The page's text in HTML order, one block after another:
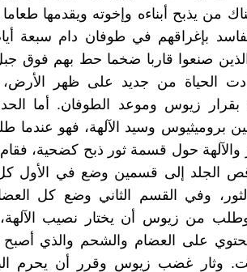
من يذبح أبناءه وإخوته ويقدمها
بإغراقهم في طوفان دام سبعة
صنعوا قاربا ضخما حط بهم فوق
الحياة من جديد على ظهر
بقرار زيوس وموعد الطوفان. أما
بين بروميثيوس وسيد الآلهة، فهو
والآلهة حول قسمة ثور ذبح كضحية،
الجلد إلى قسمين وضع في الأول
وفي القسم الثاني وضع كل
من زيوس أن يختار نصيب
على العضام والشحم والذي
وثار غضب زيوس وقرر أن يحرم